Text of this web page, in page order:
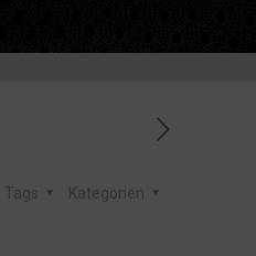
Kategorien
Tags